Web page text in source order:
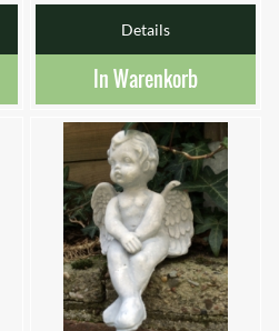
Details
In Warenkorb